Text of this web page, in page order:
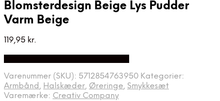
Blomsterdesign Beige Lys Pudder
Varm Beige
119,95 kr.
Varenummer (SKU): 5712854763950 Kategorier:
Armbånd, Halskæder, Øreringe, Smykkesæt
Varemærke: Creativ Company